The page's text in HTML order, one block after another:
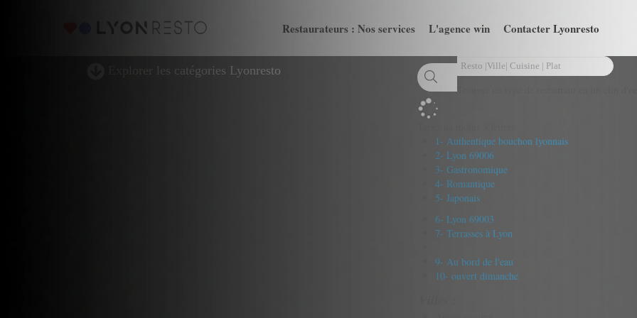
Restaurateurs : Nos services L'agence win Contacter Lyonresto
Explorer les catégories Lyonresto
1- Authentique bouchon lyonnais
2- Lyon 69006
3- Gastronomique
4- Romantique
5- Japonais
6- Lyon 69003
7- Terrasses à Lyon
9- Au bord de l'eau
10- ouvert dimanche